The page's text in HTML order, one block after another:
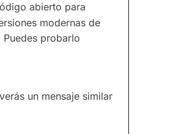
abierto para
modernas de
probarlo
un mensaje similar